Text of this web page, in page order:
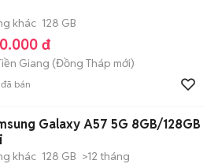
khác 128 GB
đ
Giang (Đồng Tháp mới)
đã bán
Galaxy A57 5G 8GB/128GB
khác 128 GB >12 tháng